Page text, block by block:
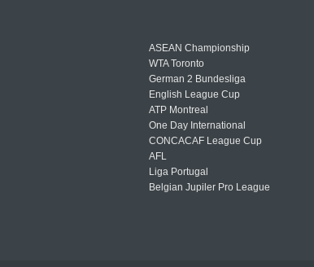
ASEAN Championship
WTA Toronto
German 2 Bundesliga
English League Cup
ATP Montreal
One Day International
CONCACAF League Cup
AFL
Liga Portugal
Belgian Jupiler Pro League